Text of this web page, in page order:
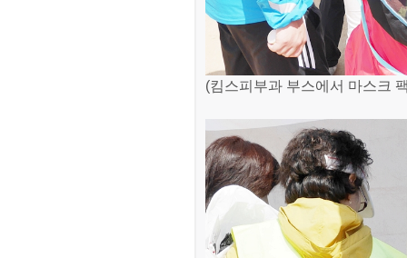
(킴스피부과 부스에서 마스크